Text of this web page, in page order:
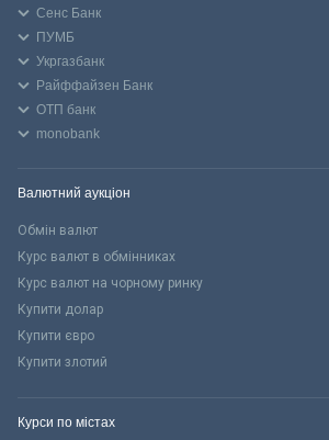
Сенс Банк
ПУМБ
Укргазбанк
Райффайзен Банк
ОТП банк
monobank
Валютний аукціон
Обмін валют
Курс валют в обмінниках
Курс валют на чорному ринку
Купити долар
Купити євро
Купити злотий
Курси по містах